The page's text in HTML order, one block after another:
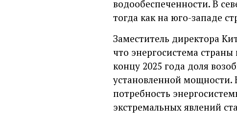
водообеспеченности. В
тогда как на юго-западе
Заместитель директора
что энергосистема
концу 2025 года доля
установленной мощности.
потребность
экстремальных явлений